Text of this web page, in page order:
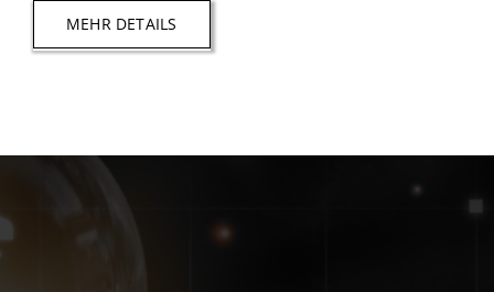
MEHR DETAILS